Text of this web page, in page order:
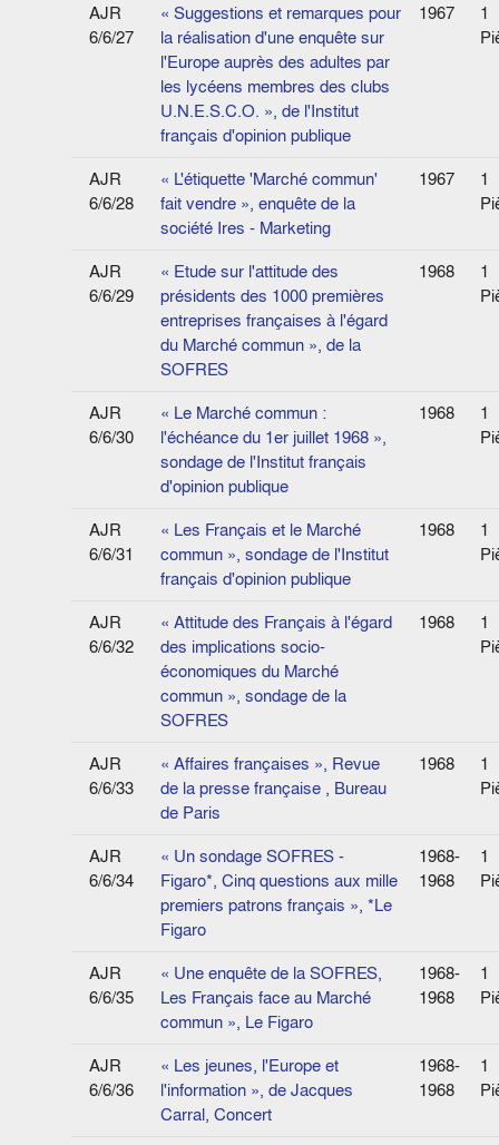
AJR
6/6/27
« Suggestions et remarques pour
la réalisation d'une enquête sur
l'Europe auprès des adultes par
les lycéens membres des clubs
U.N.E.S.C.O. », de l'Institut
français d'opinion publique
1967
1
AJR
6/6/28
« L'étiquette 'Marché commun'
fait vendre », enquête de la
société Ires - Marketing
1967
1
AJR
6/6/29
« Etude sur l'attitude des
présidents des 1000 premières
entreprises françaises à l'égard
du Marché commun », de la
SOFRES
1968
1
AJR
6/6/30
« Le Marché commun :
l'échéance du 1er juillet 1968 »,
sondage de l'Institut français
d'opinion publique
1968
1
AJR
6/6/31
« Les Français et le Marché
commun », sondage de l'Institut
français d'opinion publique
1968
1
AJR
6/6/32
« Attitude des Français à l'égard
des implications socio-
économiques du Marché
commun », sondage de la
SOFRES
1968
1
AJR
6/6/33
« Affaires françaises », Revue
de la presse française , Bureau
de Paris
1968
1
AJR
6/6/34
« Un sondage SOFRES -
Figaro*, Cinq questions aux mille
premiers patrons français », *Le
Figaro
1968-
1968
1
AJR
6/6/35
« Une enquête de la SOFRES,
Les Français face au Marché
commun », Le Figaro
1968-
1968
1
AJR
6/6/36
« Les jeunes, l'Europe et
l'information », de Jacques
Carral, Concert
1968-
1968
1